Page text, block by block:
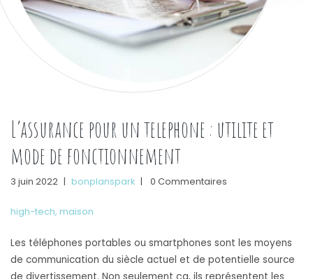
L’assurance pour un telephone : utilite et
mode de fonctionnement
3 juin 2022 | bonplanspark | 0 Commentaires
high-tech, maison
Les téléphones portables ou smartphones sont les moyens
de communication du siècle actuel et de potentielle source